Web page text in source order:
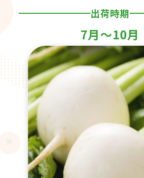
出荷時期
7月〜10月